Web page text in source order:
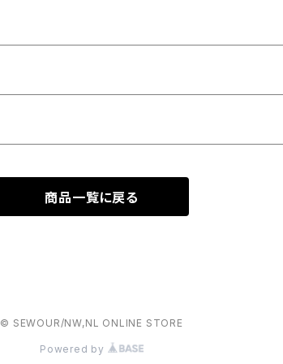
商品一覧に戻る
© SEWOUR/NW,NL ONLINE STORE
Powered by